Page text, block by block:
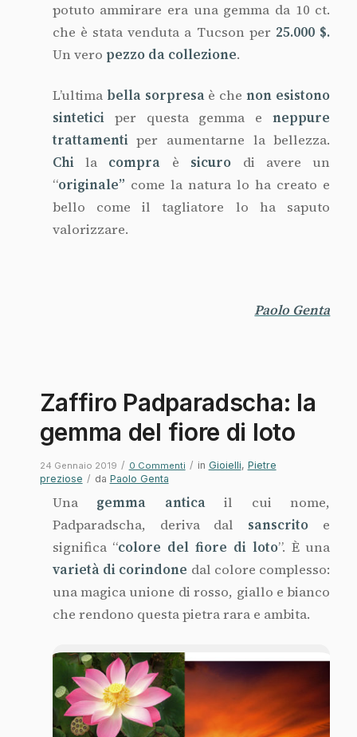
potuto ammirare era una gemma da 10 ct.
che è stata venduta a Tucson per 25.000 $.
Un vero pezzo da collezione.
L’ultima bella sorpresaè chenon esistono
sinteticiper questa gemma eneppure
trattamentiper aumentarne la bellezza.
Chila compra è sicuro di avere un
“originale” come la natura lo ha creato e
bello come il tagliatore lo ha saputo
valorizzare.
Paolo Genta
Zaffiro Padparadscha: la
gemma del fiore di loto
24 Gennaio 2019 / 0 Commenti / in Gioielli, Pietre
preziose / da Paolo Genta
Una gemma anticail cui nome,
Padparadscha, deriva dal sanscrito e
significa “colore del fiore di loto”. È una
varietà di corindone dal colore complesso:
una magica unione di rosso, giallo e bianco
che rendono questa pietra rara e ambita.